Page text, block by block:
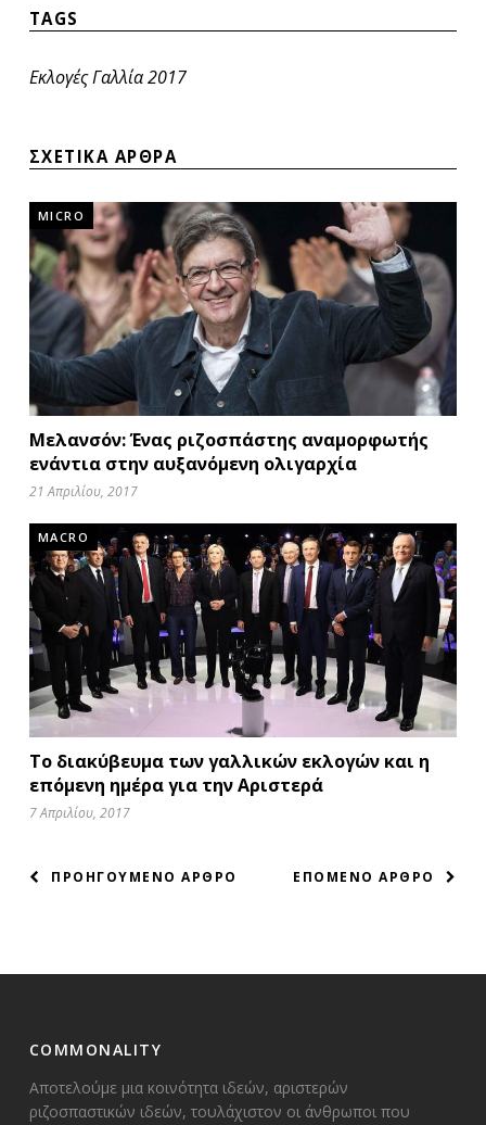
TAGS
Εκλογές Γαλλία 2017
ΣΧΕΤΙΚΑ ΑΡΘΡΑ
MICRO
Μελανσόν: Ένας ριζοσπάστης αναμορφωτής
ενάντια στην αυξανόμενη ολιγαρχία
21 Απριλίου, 2017
MACRO
Το διακύβευμα των γαλλικών εκλογών και η
επόμενη ημέρα για την Αριστερά
7 Απριλίου, 2017
ΠΛΟΗΓΗΣΗ
ΕΠΟΜΕΝΟ ΑΡΘΡΟ
ΠΡΟΗΓΟΥΜΕΝΟ ΑΡΘΡΟ
COMMONALITY
Αποτελούμε μια κοινότητα ιδεών, αριστερών
ριζοσπαστικών ιδεών, τουλάχιστον οι άνθρωποι που